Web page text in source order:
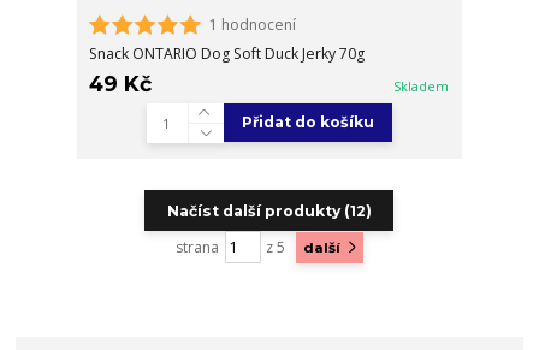
1 hodnocení
Snack ONTARIO Dog Soft Duck Jerky 70g
49 Kč Skladem
Přidat do košíku
Načíst další produkty (12)
strana z 5 další